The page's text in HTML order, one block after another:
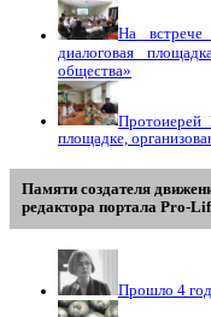
На
диалоговая
общества»
Протоиерей
площадке,
Памяти создателя
редактора портала Pro-
Прошло 4